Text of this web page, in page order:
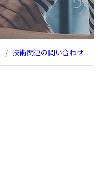
/ 技術関連の問い合わせ